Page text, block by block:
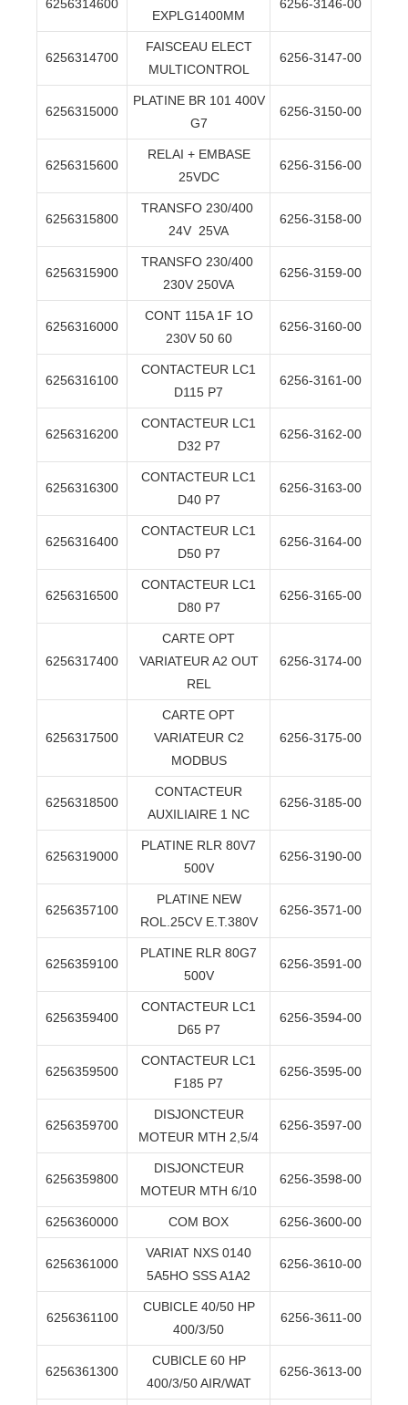
6256314600
EXPLG1400MM
6256-3146-00
6256314700
FAISCEAU ELECT
MULTICONTROL
6256-3147-00
6256315000
PLATINE BR 101 400V
G7
6256-3150-00
6256315600
RELAI + EMBASE
25VDC
6256-3156-00
6256315800
TRANSFO 230/400
24V 25VA
6256-3158-00
6256315900
TRANSFO 230/400
230V 250VA
6256-3159-00
6256316000
CONT 115A 1F 1O
230V 50 60
6256-3160-00
6256316100
CONTACTEUR LC1
D115 P7
6256-3161-00
6256316200
CONTACTEUR LC1
D32 P7
6256-3162-00
6256316300
CONTACTEUR LC1
D40 P7
6256-3163-00
6256316400
CONTACTEUR LC1
D50 P7
6256-3164-00
6256316500
CONTACTEUR LC1
D80 P7
6256-3165-00
6256317400
CARTE OPT
VARIATEUR A2 OUT
REL
6256-3174-00
6256317500
CARTE OPT
VARIATEUR C2
MODBUS
6256-3175-00
6256318500
CONTACTEUR
AUXILIAIRE 1 NC
6256-3185-00
6256319000
PLATINE RLR 80V7
500V
6256-3190-00
6256357100
PLATINE NEW
ROL.25CV E.T.380V
6256-3571-00
6256359100
PLATINE RLR 80G7
500V
6256-3591-00
6256359400
CONTACTEUR LC1
D65 P7
6256-3594-00
6256359500
CONTACTEUR LC1
F185 P7
6256-3595-00
6256359700
DISJONCTEUR
MOTEUR MTH 2,5/4
6256-3597-00
6256359800
DISJONCTEUR
MOTEUR MTH 6/10
6256-3598-00
6256360000 COM BOX 6256-3600-00
6256361000
VARIAT NXS 0140
5A5HO SSS A1A2
6256-3610-00
6256361100
CUBICLE 40/50 HP
400/3/50
6256-3611-00
6256361300
CUBICLE 60 HP
400/3/50 AIR/WAT
6256-3613-00